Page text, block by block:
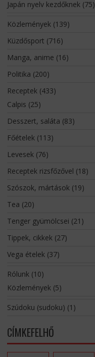
Japán nyelv kezdőknek(75)
Közlemények(139)
Küzdősport (716)
Manga, anime (16)
Politika (200)
Receptek(433)
Calpis (25)
Desszert, saláta (83)
Főételek(113)
Levesek(76)
Receptek rizsfőzővel (18)
Szószok, mártások(19)
Tea (20)
Tenger gyümölcsei (21)
Tippek, cikkek(27)
Vega ételek(37)
Rólunk(10)
Közlemények(5)
Szúdoku (sudoku) (1)
CÍMKEFELHŐ